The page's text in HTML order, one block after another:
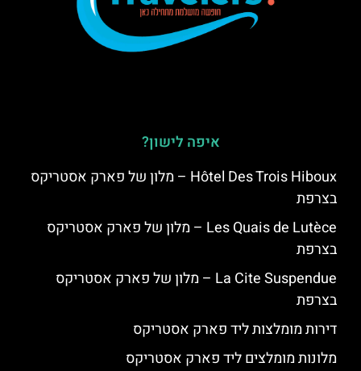
איפה לישון?
Hôtel Des Trois Hiboux – מלון של פארק אסטריקס
בצרפת
Les Quais de Lutèce – מלון של פארק אסטריקס
בצרפת
La Cite Suspendue – מלון של פארק אסטריקס
בצרפת
דירות מומלצות ליד פארק אסטריקס
מלונות מומלצים ליד פארק אסטריקס